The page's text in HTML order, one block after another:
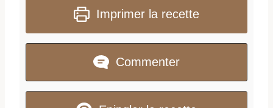
Imprimer la recette
Commenter